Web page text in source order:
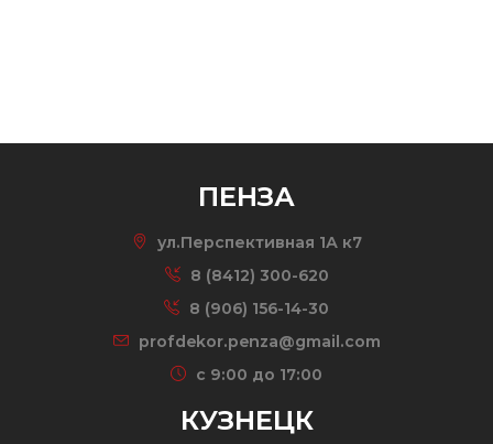
ПЕНЗА
ул.Перспективная 1А к7
8 (8412) 300-620
8 (906) 156-14-30
profdekor.penza@gmail.com
c 9:00 до 17:00
КУЗНЕЦК